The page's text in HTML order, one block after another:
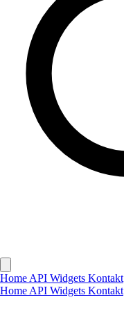
Home API Widgets Kontakt
Home API Widgets Kontakt